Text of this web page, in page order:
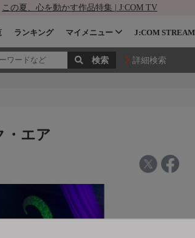
この夏、心を動かす作品特集 | J:COM TV
ランキング マイメニュー J:COM STREAM
詳細検索
・エア